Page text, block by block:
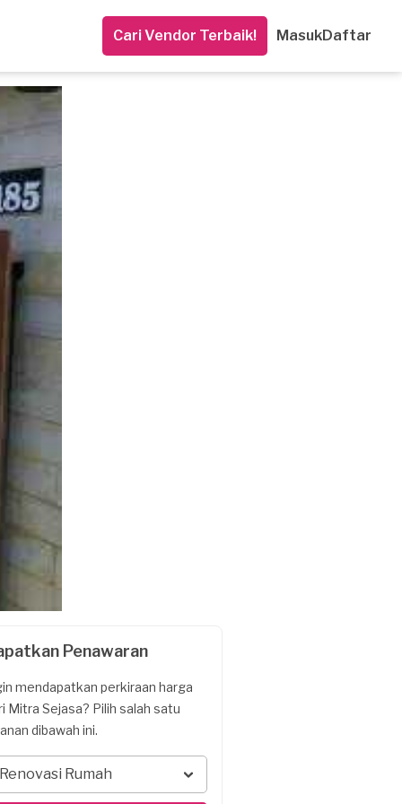
Cari Vendor Terbaik! MasukDaftar
Penawaran
mendapatkan perkiraan harga
Mitra Sejasa? Pilih salah satu
dibawah ini.
Renovasi Rumah